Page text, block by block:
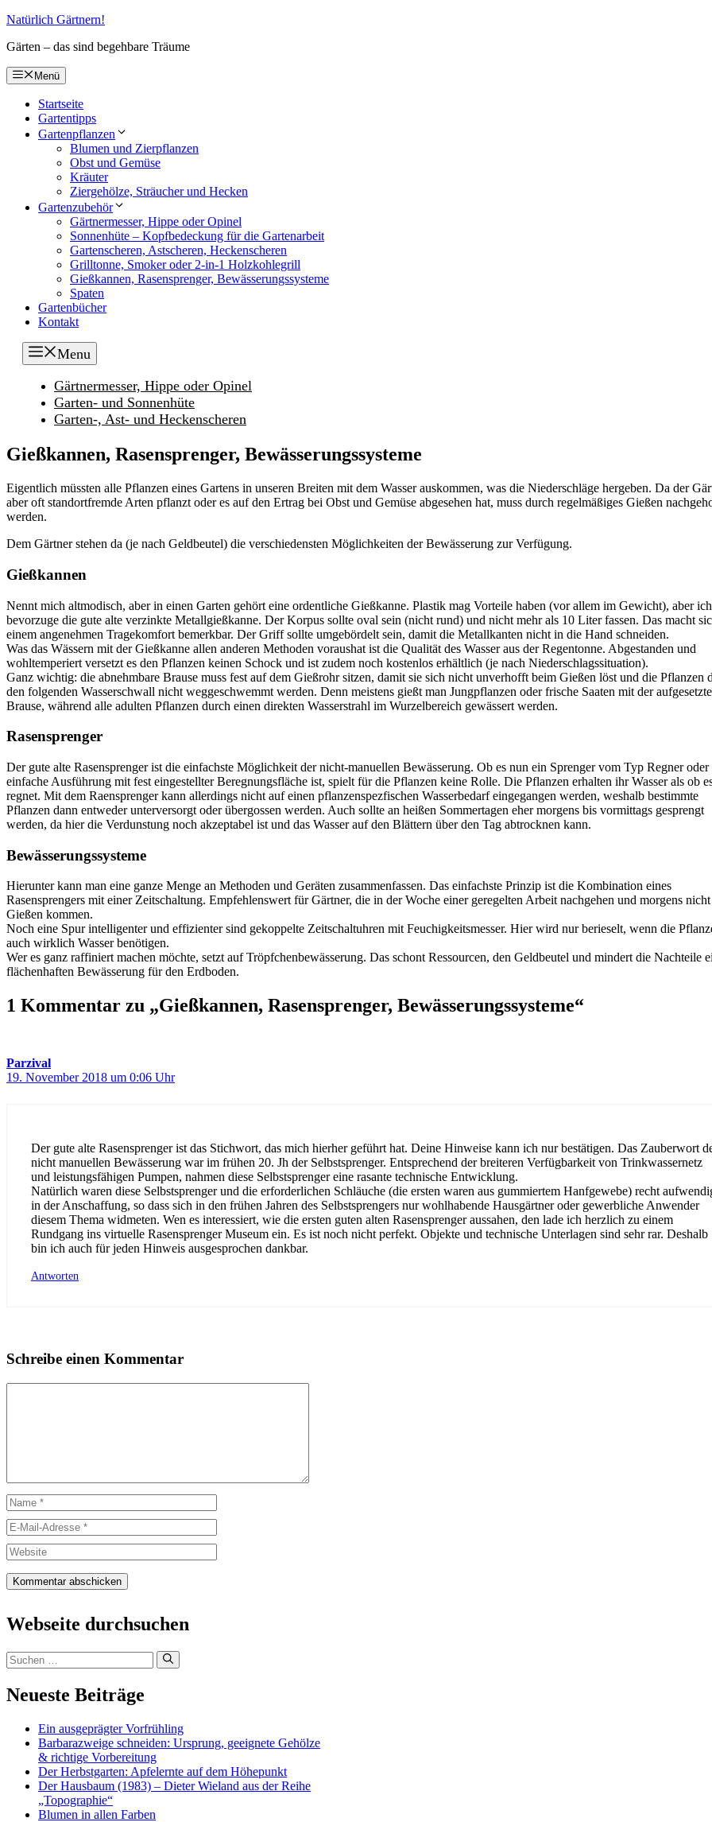
Zum
springen
Natürlich Gärtnern!
Gärten – das sind begehbare Träume
Menü
Startseite
Gartentipps
Gartenpflanzen
Blumen und Zierpflanzen
Obst und Gemüse
Kräuter
Ziergehölze, Sträucher und Hecken
Gartenzubehör
Gärtnermesser, Hippe oder Opinel
Sonnenhüte – Kopfbedeckung für die Gartenarbeit
Gartenscheren, Astscheren, Heckenscheren
Grilltonne, Smoker oder 2-in-1 Holzkohlegrill
Gießkannen, Rasensprenger, Bewässerungssysteme
Spaten
Gartenbücher
Kontakt
Menu
Gärtnermesser, Hippe oder Opinel
Garten- und Sonnenhüte
Garten-, Ast- und Heckenscheren
Gießkannen, Rasensprenger, Bewässerungssysteme
Eigentlich müssten alle Pflanzen eines Gartens in unseren Breiten mit dem Wasser auskommen, was die Niederschläge hergeben. Da der
aber oft standortfremde Arten pflanzt oder es auf den Ertrag bei Obst und Gemüse abgesehen hat, muss durch regelmäßiges Gießen
werden.
Dem Gärtner stehen da (je nach Geldbeutel) die verschiedensten Möglichkeiten der Bewässerung zur Verfügung.
Gießkannen
Nennt mich altmodisch, aber in einen Garten gehört eine ordentliche Gießkanne. Plastik mag Vorteile haben (vor allem im Gewicht), aber ich
bevorzuge die gute alte verzinkte Metallgießkanne. Der Korpus sollte oval sein (nicht rund) und nicht mehr als 10 Liter fassen. Das macht
einem angenehmen Tragekomfort bemerkbar. Der Griff sollte umgebördelt sein, damit die Metallkanten nicht in die Hand schneiden.
Was das Wässern mit der Gießkanne allen anderen Methoden voraushat ist die Qualität des Wasser aus der Regentonne. Abgestanden und
wohltemperiert versetzt es den Pflanzen keinen Schock und ist zudem noch kostenlos erhältlich (je nach Niederschlagssituation).
Ganz wichtig: die abnehmbare Brause muss fest auf dem Gießrohr sitzen, damit sie sich nicht unverhofft beim Gießen löst und die Pflanzen
den folgenden Wasserschwall nicht weggeschwemmt werden. Denn meistens gießt man Jungpflanzen oder frische Saaten mit der
Brause, während alle adulten Pflanzen durch einen direkten Wasserstrahl im Wurzelbereich gewässert werden.
Rasensprenger
Der gute alte Rasensprenger ist die einfachste Möglichkeit der nicht-manuellen Bewässerung. Ob es nun ein Sprenger vom Typ Regner oder
einfache Ausführung mit fest eingestellter Beregnungsfläche ist, spielt für die Pflanzen keine Rolle. Die Pflanzen erhalten ihr Wasser als ob
regnet. Mit dem Raensprenger kann allerdings nicht auf einen pflanzenspezfischen Wasserbedarf eingegangen werden, weshalb bestimmte
Pflanzen dann entweder unterversorgt oder übergossen werden. Auch sollte an heißen Sommertagen eher morgens bis vormittags gesprengt
werden, da hier die Verdunstung noch akzeptabel ist und das Wasser auf den Blättern über den Tag abtrocknen kann.
Bewässerungssysteme
Hierunter kann man eine ganze Menge an Methoden und Geräten zusammenfassen. Das einfachste Prinzip ist die Kombination eines
Rasensprengers mit einer Zeitschaltung. Empfehlenswert für Gärtner, die in der Woche einer geregelten Arbeit nachgehen und morgens
Gießen kommen.
Noch eine Spur intelligenter und effizienter sind gekoppelte Zeitschaltuhren mit Feuchigkeitsmesser. Hier wird nur berieselt, wenn die
auch wirklich Wasser benötigen.
Wer es ganz raffiniert machen möchte, setzt auf Tröpfchenbewässerung. Das schont Ressourcen, den Geldbeutel und mindert die Nachteile
flächenhaften Bewässerung für den Erdboden.
1 Kommentar zu „Gießkannen, Rasensprenger, Bewässerungssysteme“
Parzival
19. November 2018 um 0:06 Uhr
Der gute alte Rasensprenger ist das Stichwort, das mich hierher geführt hat. Deine Hinweise kann ich nur bestätigen. Das Zauberwort
nicht manuellen Bewässerung war im frühen 20. Jh der Selbstsprenger. Entsprechend der breiteren Verfügbarkeit von Trinkwassernetz
und leistungsfähigen Pumpen, nahmen diese Selbstsprenger eine rasante technische Entwicklung.
Natürlich waren diese Selbstsprenger und die erforderlichen Schläuche (die ersten waren aus gummiertem Hanfgewebe) recht
in der Anschaffung, so dass sich in den frühen Jahren des Selbstsprengers nur wohlhabende Hausgärtner oder gewerbliche Anwender
diesem Thema widmeten. Wen es interessiert, wie die ersten guten alten Rasensprenger aussahen, den lade ich herzlich zu einem
Rundgang ins virtuelle Rasensprenger Museum ein. Es ist noch nicht perfekt. Objekte und technische Unterlagen sind sehr rar. Deshalb
bin ich auch für jeden Hinweis ausgesprochen dankbar.
Antworten
Schreibe einen Kommentar
Name
E-
Mail-
Adresse
Website
Webseite durchsuchen
Suchen
nach:
Neueste Beiträge
Ein ausgeprägter Vorfrühling
Barbarazweige schneiden: Ursprung, geeignete Gehölze
& richtige Vorbereitung
Der Herbstgarten: Apfelernte auf dem Höhepunkt
Der Hausbaum (1983) – Dieter Wieland aus der Reihe
„Topographie“
Blumen in allen Farben